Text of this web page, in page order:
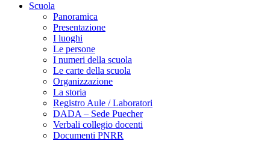
Scuola
Panoramica
Presentazione
I luoghi
Le persone
I numeri della scuola
Le carte della scuola
Organizzazione
La storia
Registro Aule / Laboratori
DADA – Sede Puecher
Verbali collegio docenti
Documenti PNRR